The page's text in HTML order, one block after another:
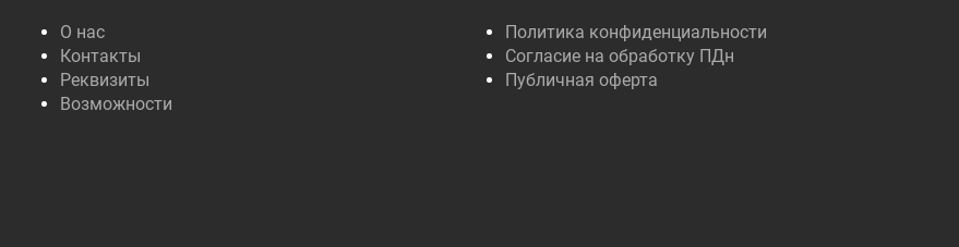
О нас
Контакты
Реквизиты
Возможности
Политика конфиденциальности
Согласие на обработку ПДн
Публичная оферта